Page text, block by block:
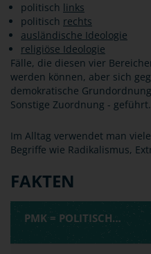
politisch links
politisch rechts
ausländische Ideologie
religiöse Ideologie
Fälle, die diesen vier
werden können, aber sich
demokratische
Sonstige Zuordnung - geführt.
Im Alltag verwendet man
Begriffe wie Radikalismus,
FAKTEN
PMK = POLITISCH…